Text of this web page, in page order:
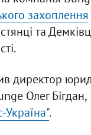
захоплення
та
директор
Олег Бігдан,
Україна".